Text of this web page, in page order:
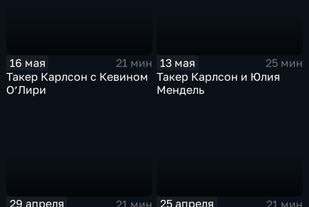
16 мая
21 мин
Такер Карлсон с Кевином
О’Лири
13 мая
25 мин
Такер Карлсон и Юлия
Мендель
29 апреля
21 мин
25 апреля
21 мин